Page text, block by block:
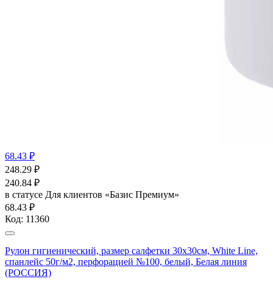
68.43 ₽
248.29 ₽
240.84 ₽
в статусе Для клиентов «Базис Премиум»
68.43 ₽
Код: 11360
Рулон гигиенический, размер салфетки 30х30см, White Line,
спанлейс 50г/м2, перфорацией №100, белый, Белая линия
(РОССИЯ)